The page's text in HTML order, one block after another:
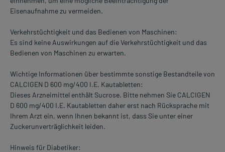
Eisenaufnahme zu vermeiden.
Verkehrstüchtigkeit und das Bedienen von Maschinen:
Es sind keine Auswirkungen auf die Verkehrstüchtigkeit und das
Bedienen von Maschinen zu erwarten.
Wichtige Informationen über bestimmte sonstige Bestandteile von
CALCIGEN D 600 mg/400 I.E. Kautabletten:
Dieses Arzneimittel enthält Sucrose. Bitte nehmen Sie CALCIGEN
D 600 mg/400 I.E. Kautabletten daher erst nach Rücksprache mit
Ihrem Arzt ein, wenn Ihnen bekannt ist, dass Sie unter einer
Zuckerunverträglichkeit leiden.
Hinweis für Diabetiker: